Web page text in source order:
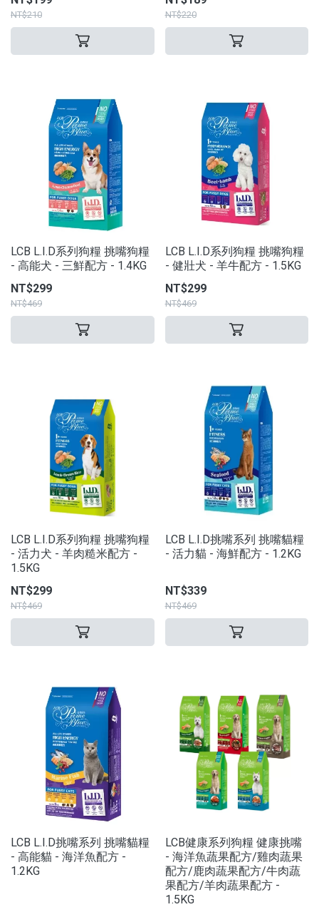
NT$210 NT$220
LCB L.I.D系列狗糧 挑嘴狗糧
- 高能犬 - 三鮮配方 - 1.4KG
NT$299
NT$469
LCB L.I.D系列狗糧 挑嘴狗糧
- 健壯犬 - 羊牛配方 - 1.5KG
NT$299
NT$469
LCB L.I.D系列狗糧 挑嘴狗糧
- 活力犬 - 羊肉糙米配方 -
1.5KG
NT$299
NT$469
LCB L.I.D挑嘴系列 挑嘴貓糧
- 活力貓 - 海鮮配方 - 1.2KG
NT$339
NT$469
LCB L.I.D挑嘴系列 挑嘴貓糧
- 高能貓 - 海洋魚配方 -
1.2KG
LCB健康系列狗糧 健康挑嘴
- 海洋魚蔬果配方/雞肉蔬果
配方/鹿肉蔬果配方/牛肉蔬
果配方/羊肉蔬果配方 -
1.5KG